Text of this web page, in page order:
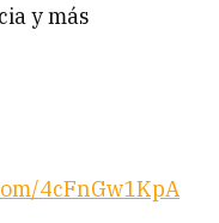
y más
4cFnGw1KpA